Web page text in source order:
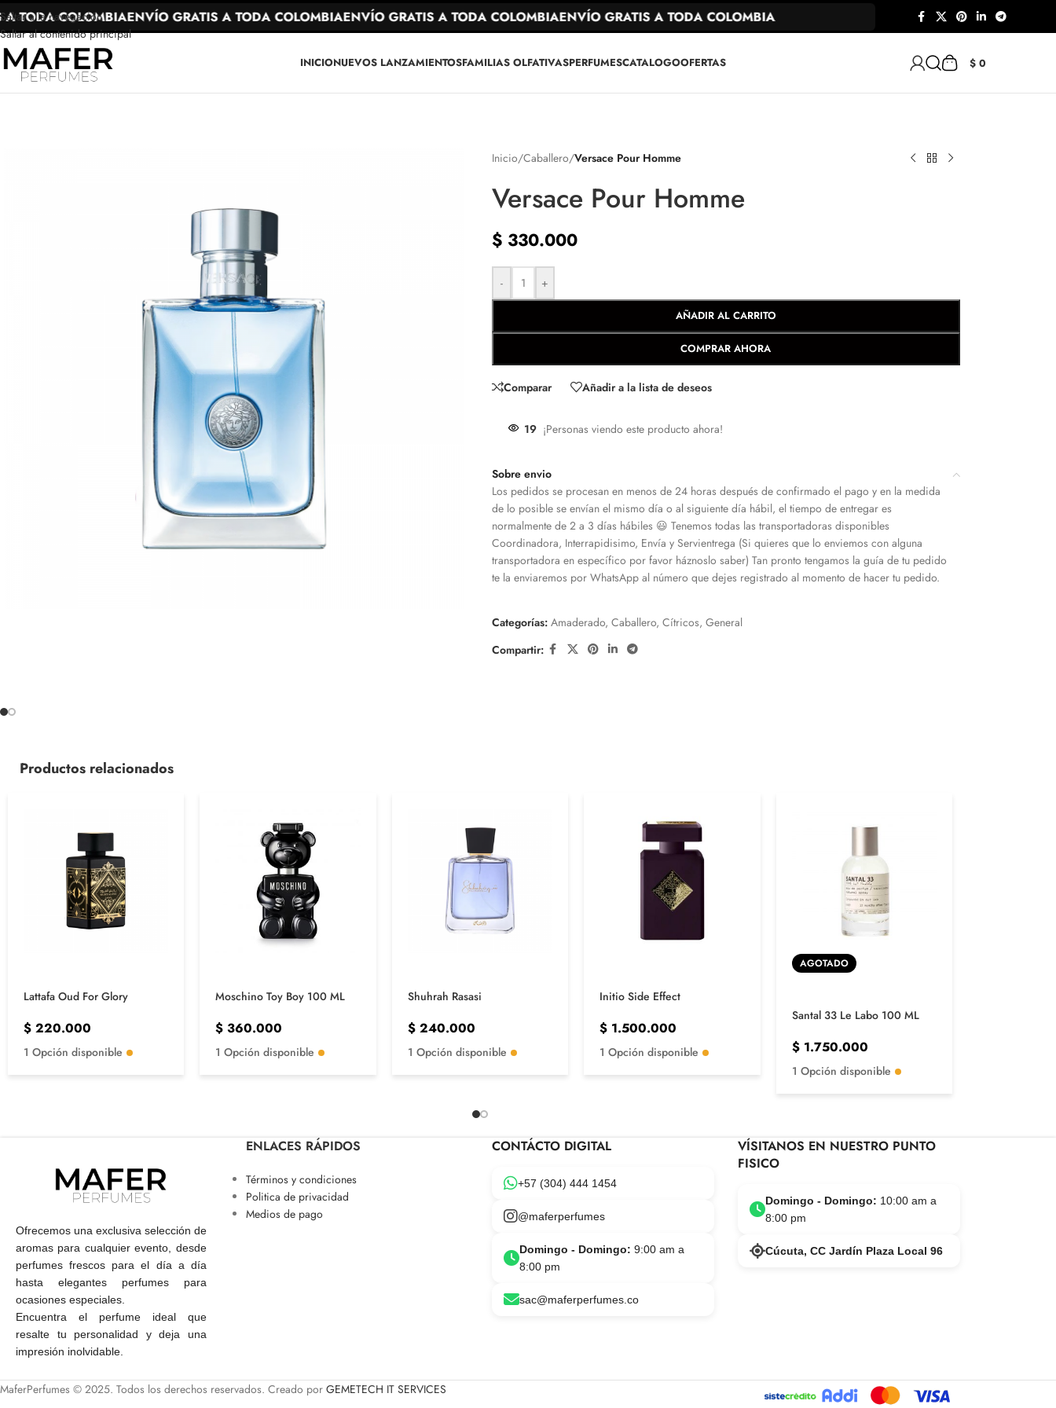
Saltar a la navegación
Saltar al contenido principal
COLOMBIAENVÍO GRATIS A TODA COLOMBIAENVÍO GRATIS A TODA COLOMBIAENVÍO GRATIS A TODA COLOMBIA
INICIONUEVOS LANZAMIENTOSFAMILIAS OLFATIVASPERFUMESCATALOGOOFERTAS $0
Inicio/Caballero/Versace Pour Homme
Versace Pour Homme
$330.000
- +
AÑADIR AL CARRITO
COMPRAR AHORA
Comparar Añadir a la lista de deseos
19 ¡Personas viendo este producto ahora!
Sobre envio
Los pedidos se procesan en menos de 24 horas después de confirmado el pago y en la medida
de lo posible se envían el mismo día o al siguiente día hábil, el tiempo de entregar es
normalmente de 2 a 3 días hábiles 😃 Tenemos todas las transportadoras disponibles
Coordinadora, Interrapidisimo, Envía y Servientrega (Si quieres que lo enviemos con alguna
transportadora en específico por favor háznoslo saber) Tan pronto tengamos la guía de tu pedido
te la enviaremos por WhatsApp al número que dejes registrado al momento de hacer tu pedido.
Categorías: Amaderado, Caballero, Cítricos, General
Compartir:
Productos relacionados
Lattafa Oud For Glory
$ 220.000
1 Opción disponible
Moschino Toy Boy 100 ML
$ 360.000
1 Opción disponible
Shuhrah Rasasi
$240.000
1 Opción disponible
Initio Side Effect
$ 1.500.000
1 Opción disponible
AGOTADO
Santal 33 Le Labo 100 ML
$1.750.000
1 Opción disponible
Ofrecemos una exclusiva selección de
aromas para cualquier evento, desde
perfumes frescos para el día a día
hasta elegantes perfumes para
ocasiones especiales.
Encuentra el perfume ideal que
resalte tu personalidad y deja una
impresión inolvidable.
ENLACES RÁPIDOS
Términos y condiciones
Politica de privacidad
Medios de pago
CONTÁCTO DIGITAL
+57 (304) 444 1454
@maferperfumes
Domingo - Domingo: 9:00 am a
8:00 pm
sac@maferperfumes.co
VÍSITANOS EN NUESTRO PUNTO
FISICO
Domingo - Domingo: 10:00 am a
8:00 pm
Cúcuta, CC Jardín Plaza Local 96
MaferPerfumes © 2025. Todos los derechos reservados. Creado por GEMETECH IT SERVICES